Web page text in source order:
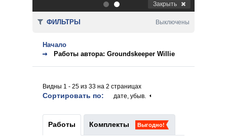
. Закрыть
Начало
Работы автора: Groundskeeper Willie
Видны 1 - 25 из 33 на 2 страницах
Сортировать по: дате, убыв.
Работы Комплекты Выгодно!
ФИЛЬТРЫ Выключены